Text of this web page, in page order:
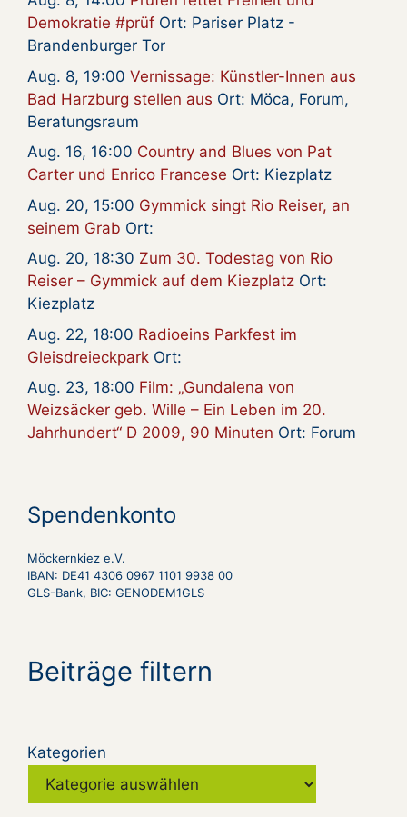
Demokratie #prüf Ort: Pariser Platz -
Brandenburger Tor
Aug. 8, 19:00 Vernissage: Künstler-Innen aus
Bad Harzburg stellen aus Ort: Möca, Forum,
Beratungsraum
Aug. 16, 16:00 Country and Blues von Pat
Carter und Enrico Francese Ort: Kiezplatz
Aug. 20, 15:00 Gymmick singt Rio Reiser, an
seinem Grab Ort:
Aug. 20, 18:30 Zum 30. Todestag von Rio
Reiser – Gymmick auf dem Kiezplatz Ort:
Kiezplatz
Aug. 22, 18:00 Radioeins Parkfest im
Gleisdreieckpark Ort:
Aug. 23, 18:00 Film: „Gundalena von
Weizsäcker geb. Wille – Ein Leben im 20.
Jahrhundert“ D 2009, 90 Minuten Ort: Forum
Spendenkonto
Möckernkiez e.V.
IBAN: DE41 4306 0967 1101 9938 00
GLS-Bank, BIC: GENODEM1GLS
Beiträge filtern
Kategorien